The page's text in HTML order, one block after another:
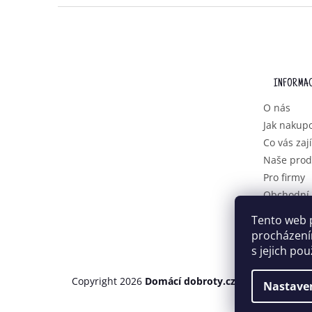
Tento web
s jejich
O nás
Jak
Co vás
Naše
Pro firmy
osobních
Copyright 2026 Domácí dobroty.cz . Všechna práva